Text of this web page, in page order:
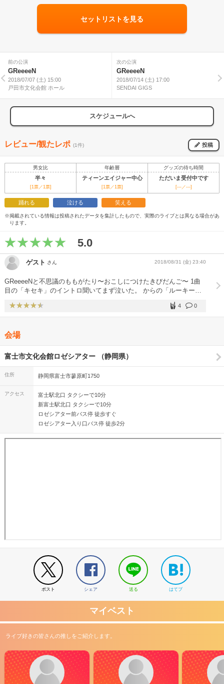
セットリストを見る
前の公演
GReeeeN
2018/07/07 (土) 15:00
戸田市文化会館 ホール
次の公演
GReeeeN
2018/07/14 (土) 17:00
SENDAI GIGS
スケジュールへ
レビュー/観たレポ (1件) 投稿
男女比 年齢層 グッズの待ち時間
半々 ティーンエイジャー中心 ただいま受付中です
[1票／1票] [1票／1票] [---／---]
踊れる 泣ける 笑える
※掲載されている情報は投稿されたデータを集計したもので、実際のライブとは異なる場合があ
ります。
5.0
ゲスト さん 2018/08/31 (金) 23:40
GReeeeNと不思議のももがたり〜おこしにつけたきびだんご〜 1曲
目の「キセキ」のイントロ聞いてまず泣いた。 からの「ルーキー
った。 まさか「雪の音」を聞けるとは思ってなかったからこれまた
感動した。 「愛し君へ」も聴けた。2番のサビから最後までがもう耐
た。もう涙が溢れて、メンバーがどんな動きしてたか見えなかった
が。 からの「ハロー カゲロウ」、「every」の本編ラストは勇気と
元気をもらった。 アンコールの「オトノナルホウへ!!!!」、「ハイタ
ッチ!!!!」、「UNITY」、「声〜koe 2018〜」はとても盛り上がっ
た。 そして、ここでメンバーからの挨拶。これがまた泣ける。 次の
曲が「恋」イントロが涙腺をいじめてくる。 この曲で終わりかと思
い出が蘇った気がした。 正直、メンバー不在で全国ツアーを開催で
きるのは日本でGReeeeNだけだと思う。(ボカロとか除いて) それだ
け1曲1曲の持つ力が大きく、また何よりメンバーの愛、スタッフの
愛、そしてファンの愛に会場が包まれるこの感じは、他のアーティス
トとは違う何かを感じる。 ただ、ファンのマナーの悪さが昨年より
0
4
会場
富士市文化会館ロゼシアター （静岡県）
住所 静岡県富士市蓼原町1750
アクセス
富士駅北口 タクシーで10分
新富士駅北口 タクシーで10分
ロゼシアター前バス停 徒歩すぐ
ロゼシアター入り口バス停 徒歩2分
ポスト シェア 送る はてブ
マイベスト
ライブ好きの皆さんの推しをご紹介します。